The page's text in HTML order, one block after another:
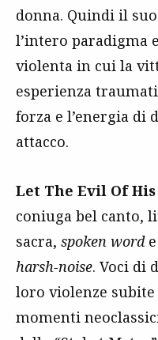
donna. Quindi il
l’intero paradigma
violenta in cui la
esperienza
forza e l’energia di
attacco.
Let The Evil Of
coniuga bel canto,
sacra, spoken worde
harsh-noise. Voci di
loro violenze
momenti